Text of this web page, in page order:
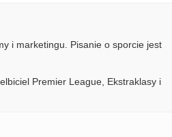
i marketingu. Pisanie o sporcie jest
Premier League, Ekstraklasy i